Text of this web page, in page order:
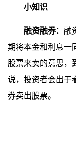
小知识
融资融券：融
期将本金和利息一
股票来卖的意思，
说，投资者会出于
券卖出股票。